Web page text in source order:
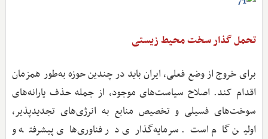
تحمل گذار سخت محیط‌ زیستی
برای خروج از وضع فعلی، ایران باید در چندین حوزه به‌طور همزمان
اقدام کند. اصلاح سیاست‌های موجود، از جمله حذف یارانه‌های
سوخت‌های فسیلی و تخصیص منابع به انرژی‌های تجدیدپذیر،
اولین گام است. سرمایه‌گذاری در فناوری‌های پیشرفته و